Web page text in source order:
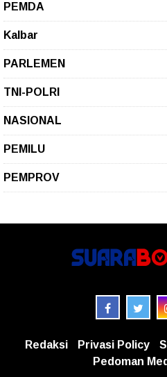
PEMDA
Kalbar
PARLEMEN
TNI-POLRI
NASIONAL
PEMILU
PEMPROV
Redaksi Privasi Policy
Pedoman